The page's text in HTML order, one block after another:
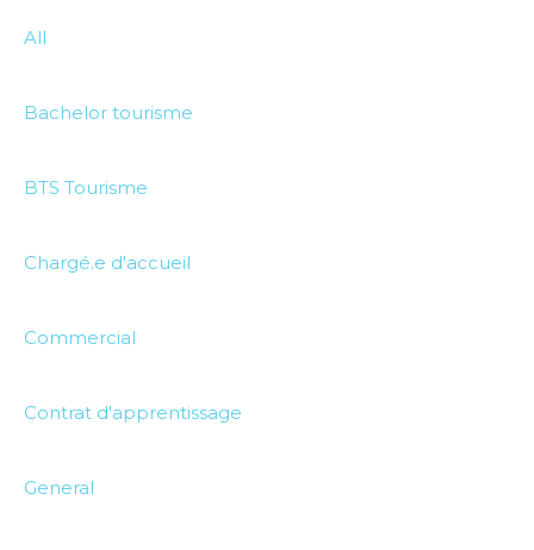
All
Bachelor tourisme
BTS Tourisme
Chargé.e d'accueil
Commercial
Contrat d'apprentissage
General